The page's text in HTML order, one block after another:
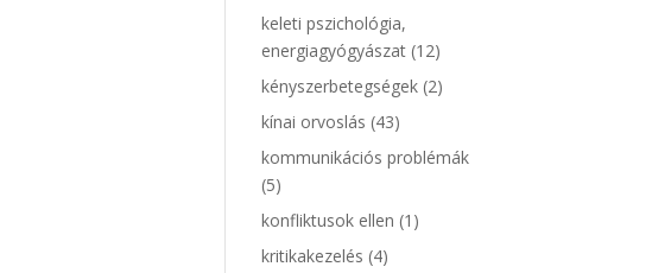
keleti pszichológia,
energiagyógyászat (12)
kényszerbetegségek (2)
kínai orvoslás (43)
kommunikációs problémák
(5)
konfliktusok ellen (1)
kritikakezelés (4)